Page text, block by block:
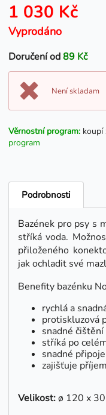
1 030 Kč
Vyprodáno
Doručení od89 Kč
Není skladam
Věrnostní program: koupí
program
Podrobnosti
Bazének pro psy s
stříká voda.
přiloženého
jak ochladit své
Benefity bazénku
rychlá a
protiskluzová
snadné čištění
stříká po
snadné
zajišťuje
Velikost:ø 120 x